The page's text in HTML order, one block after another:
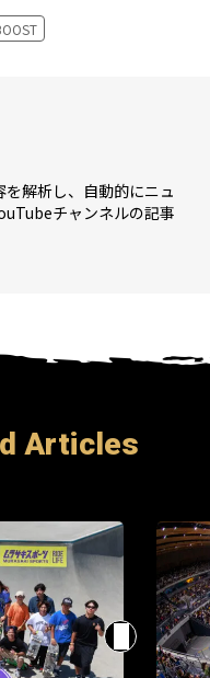
解析し、自動的にニュ
チャンネルの記事
Articles